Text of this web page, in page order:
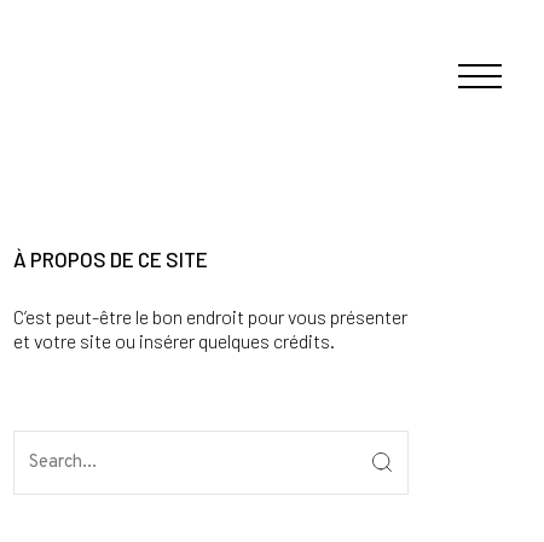
À PROPOS DE CE SITE
C’est peut-être le bon endroit pour vous présenter
et votre site ou insérer quelques crédits.